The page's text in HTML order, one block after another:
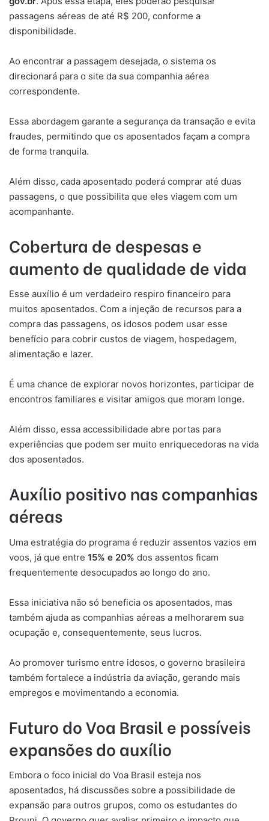
passagens aéreas de até R$ 200, conforme a
disponibilidade.
Ao encontrar a passagem desejada, o sistema os
direcionará para o site da sua companhia aérea
correspondente.
Essa abordagem garante a segurança da transação e evita
fraudes, permitindo que os aposentados façam a compra
de forma tranquila.
Além disso, cada aposentado poderá comprar até duas
passagens, o que possibilita que eles viagem com um
acompanhante.
Cobertura de despesas e
aumento de qualidade de vida
Esse auxílio é um verdadeiro respiro financeiro para
muitos aposentados. Com a injeção de recursos para a
compra das passagens, os idosos podem usar esse
benefício para cobrir custos de viagem, hospedagem,
alimentação e lazer.
É uma chance de explorar novos horizontes, participar de
encontros familiares e visitar amigos que moram longe.
Além disso, essa accessibilidade abre portas para
experiências que podem ser muito enriquecedoras na vida
dos aposentados.
Auxílio positivo nas companhias
aéreas
Uma estratégia do programa é reduzir assentos vazios em
voos, já que entre 15% e 20% dos assentos ficam
frequentemente desocupados ao longo do ano.
Essa iniciativa não só beneficia os aposentados, mas
também ajuda as companhias aéreas a melhorarem sua
ocupação e, consequentemente, seus lucros.
Ao promover turismo entre idosos, o governo brasileira
também fortalece a indústria da aviação, gerando mais
empregos e movimentando a economia.
Futuro do Voa Brasil e possíveis
expansões do auxílio
Embora o foco inicial do Voa Brasil esteja nos
aposentados, há discussões sobre a possibilidade de
expansão para outros grupos, como os estudantes do